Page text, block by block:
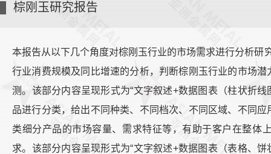
棕刚玉研究报告
本报告从以下几个角度对棕刚玉行业的市场需求进行分析
行业消费规模及同比增速的分析，判断棕刚玉行业的市场
测。该部分内容呈现形式为“文字叙述+数据图表（柱状折
品进行分类，给出不同种类、不同档次、不同区域、不同
类细分产品的市场容量、需求特征等，有助于客户在整体
求。该部分内容呈现形式为“文字叙述+数据图表（表格、